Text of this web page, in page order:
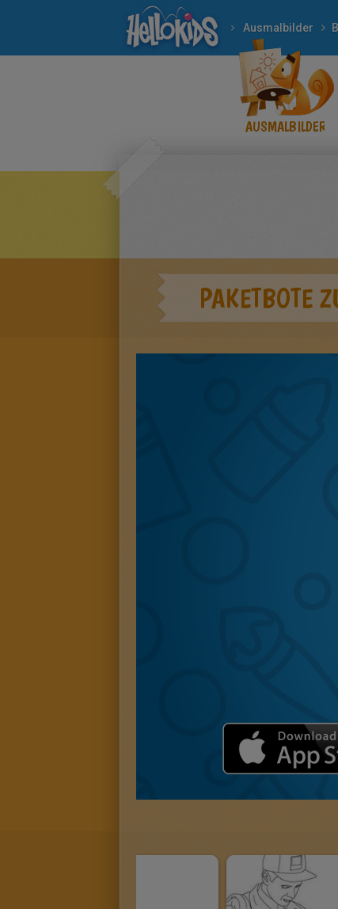
Ausmalbilder
AUSMALBILDER
PAKETBOTE